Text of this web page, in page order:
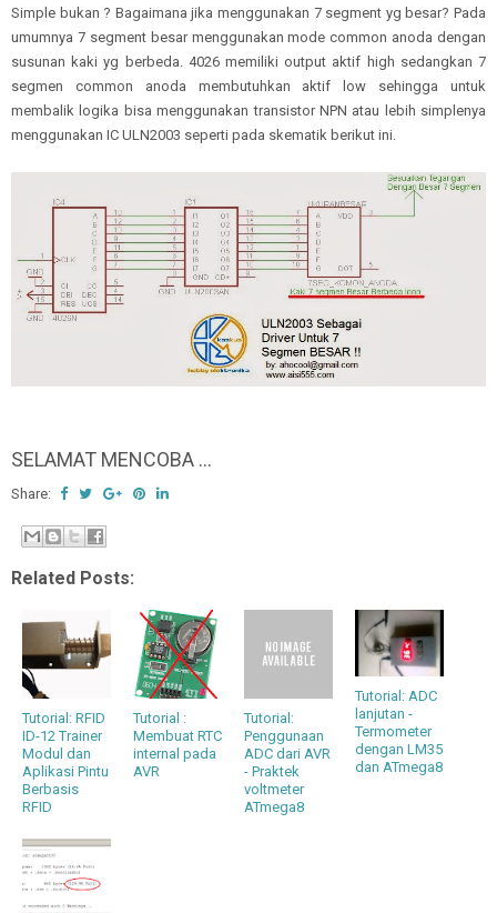
Simple bukan ? Bagaimana jika menggunakan 7 segment yg besar? Pada
umumnya 7 segment besar menggunakan mode common anoda dengan
susunan kaki yg berbeda. 4026 memiliki output aktif high sedangkan 7
segmen common anoda membutuhkan aktif low sehingga untuk
membalik logika bisa menggunakan transistor NPN atau lebih simplenya
menggunakan IC ULN2003 seperti pada skematik berikut ini.
SELAMAT MENCOBA ...
Share:
Related Posts:
Tutorial: RFID
ID-12 Trainer
Modul dan
Aplikasi Pintu
Berbasis
RFID
Tutorial :
Membuat RTC
internal pada
AVR
Tutorial:
Penggunaan
ADC dari AVR
- Praktek
voltmeter
ATmega8
Tutorial: ADC
lanjutan -
Termometer
dengan LM35
dan ATmega8